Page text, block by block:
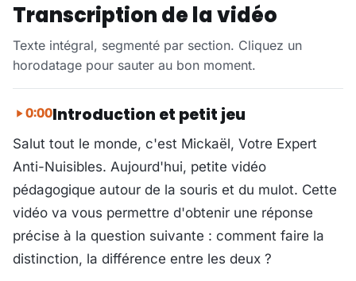
Transcription de la vidéo
Texte intégral, segmenté par section. Cliquez un
horodatage pour sauter au bon moment.
0:00Introduction et petit jeu
Salut tout le monde, c'est Mickaël, Votre Expert
Anti-Nuisibles. Aujourd'hui, petite vidéo
pédagogique autour de la souris et du mulot. Cette
vidéo va vous permettre d'obtenir une réponse
précise à la question suivante : comment faire la
distinction, la différence entre les deux ?